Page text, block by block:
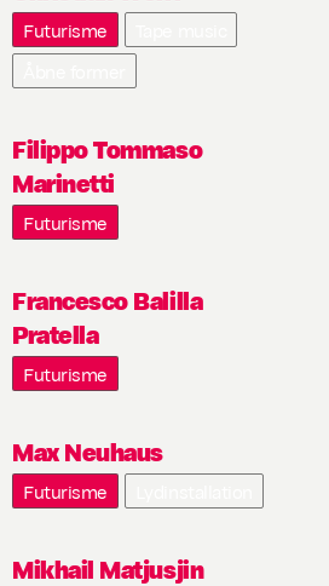
Futurisme
Filippo Tommaso
Marinetti
Futurisme
Francesco Balilla
Pratella
Futurisme
Max Neuhaus
Futurisme
Mikhail Matjusjin